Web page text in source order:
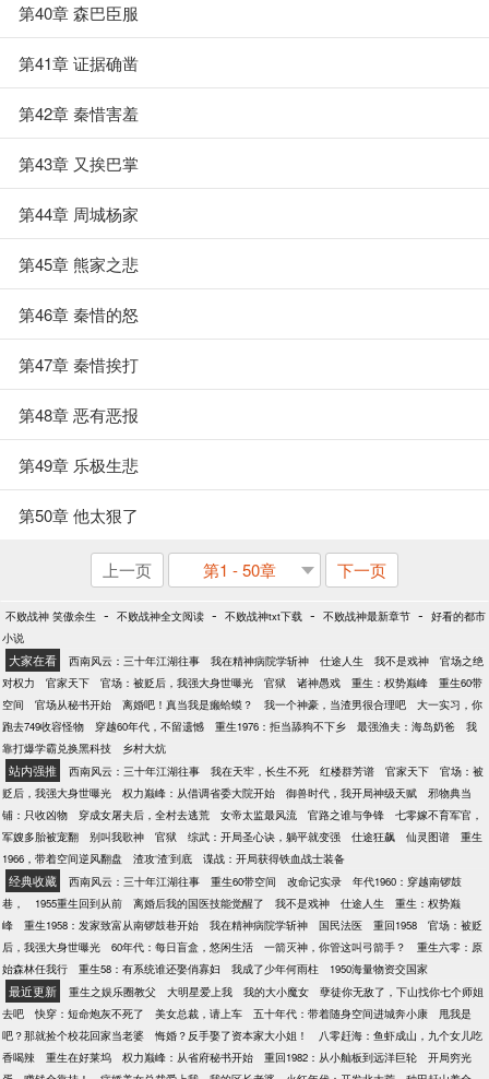
第40章 森巴臣服
第41章 证据确凿
第42章 秦惜害羞
第43章 又挨巴掌
第44章 周城杨家
第45章 熊家之悲
第46章 秦惜的怒
第47章 秦惜挨打
第48章 恶有恶报
第49章 乐极生悲
第50章 他太狠了
上一页 第1 - 50章 下一页
不败战神 笑傲余生 - 不败战神全文阅读 - 不败战神txt下载 - 不败战神最新章节 - 好看的都市
小说
大家在看 西南风云：三十年江湖往事 我在精神病院学斩神 仕途人生 我不是戏神
官场之绝
对权力
官家天下 官场：被贬后，我强大身世曝光 官狱 诸神愚戏 重生：权势巅峰
重生60带
空间
官场从秘书开始 离婚吧！真当我是癞蛤蟆？ 我一个神豪，当渣男很合理吧
大一实习，你
跑去749收容怪物
穿越60年代，不留遗憾 重生1976：拒当舔狗不下乡 最强渔夫：海岛奶爸
我
靠打爆学霸兑换黑科技
乡村大炕
站内强推 西南风云：三十年江湖往事 我在天牢，长生不死 红楼群芳谱 官家天下
官场：被
贬后，我强大身世曝光
权力巅峰：从借调省委大院开始 御兽时代，我开局神级天赋
邪物典当
铺：只收凶物
穿成女屠夫后，全村去逃荒 女帝太监最风流 官路之谁与争锋
七零嫁不育军官，
军嫂多胎被宠翻
别叫我歌神 官狱 综武：开局圣心诀，躺平就变强 仕途狂飙 仙灵图谱
重生
1966，带着空间逆风翻盘
渣攻‘渣’到底 谍战：开局获得铁血战士装备
经典收藏 西南风云：三十年江湖往事 重生60带空间 改命记实录
年代1960：穿越南锣鼓
巷，
1955重生回到从前 离婚后我的国医技能觉醒了 我不是戏神 仕途人生
重生：权势巅
峰
重生1958：发家致富从南锣鼓巷开始 我在精神病院学斩神 国民法医 重回1958
官场：被贬
后，我强大身世曝光
60年代：每日盲盒，悠闲生活 一箭灭神，你管这叫弓箭手？
重生六零：原
始森林任我行
重生58：有系统谁还娶俏寡妇 我成了少年何雨柱 1950海量物资交国家
最近更新 重生之娱乐圈教父 大明星爱上我 我的大小魔女
孽徒你无敌了，下山找你七个师姐
去吧
快穿：短命炮灰不死了 美女总裁，请上车 五十年代：带着随身空间进城奔小康
甩我是
吧？那就捡个校花回家当老婆
悔婚？反手娶了资本家大小姐！
八零赶海：鱼虾成山，九个女儿吃
香喝辣
重生在好莱坞 权力巅峰：从省府秘书开始 重回1982：从小舢板到远洋巨轮
开局穷光